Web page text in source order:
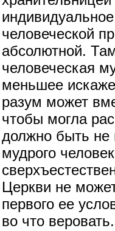
человеческой
абсолютной.
человеческая
меньшее
разум может
чтобы могла
должно быть не
мудрого
Церкви не
первого ее
во что веровать.